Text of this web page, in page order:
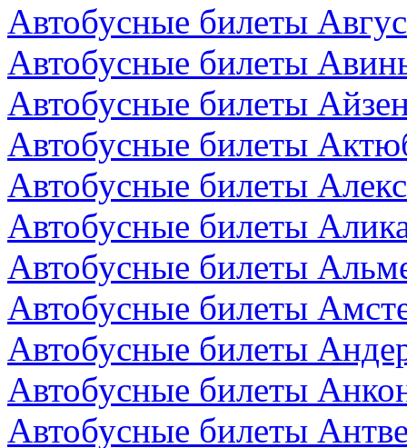
Автобусные билеты
Автобусные билеты
Автобусные билеты
Автобусные билеты
Автобусные билеты
Автобусные билеты
Автобусные билеты
Автобусные билеты
Автобусные билеты
Автобусные билеты
Автобусные билеты